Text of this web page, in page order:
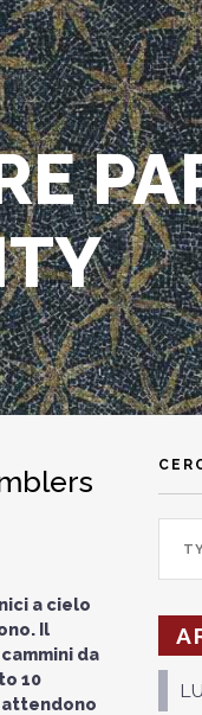
a cielo
Il
da
10
attendono